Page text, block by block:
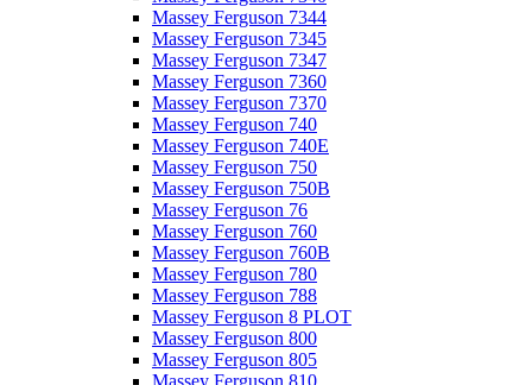
Massey Ferguson 7344
Massey Ferguson 7345
Massey Ferguson 7347
Massey Ferguson 7360
Massey Ferguson 7370
Massey Ferguson 740
Massey Ferguson 740E
Massey Ferguson 750
Massey Ferguson 750B
Massey Ferguson 76
Massey Ferguson 760
Massey Ferguson 760B
Massey Ferguson 780
Massey Ferguson 788
Massey Ferguson 8 PLOT
Massey Ferguson 800
Massey Ferguson 805
Massey Ferguson 810